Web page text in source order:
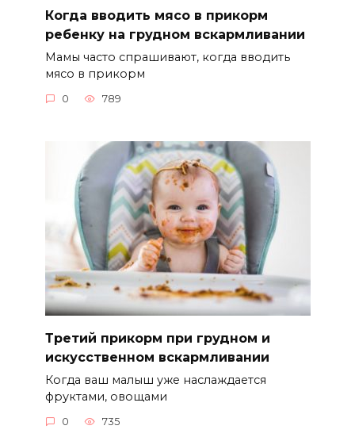
Когда вводить мясо в прикорм
ребенку на грудном вскармливании
Мамы часто спрашивают, когда вводить
мясо в прикорм
0 789
Третий прикорм при грудном и
искусственном вскармливании
Когда ваш малыш уже наслаждается
фруктами, овощами
0 735